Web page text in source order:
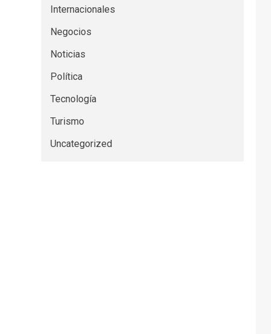
Internacionales
Negocios
Noticias
Política
Tecnología
Turismo
Uncategorized